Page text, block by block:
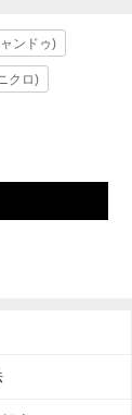
ンドゥ)
クロ)